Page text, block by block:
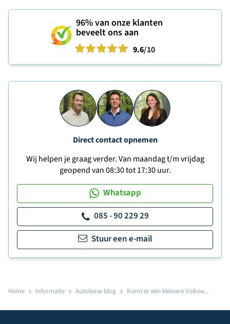
96%van onze klanten
beveelt ons aan
9.6/10
Direct contact opnemen
Wij helpen je graag verder. Van maandag t/m vrijdag
geopend van 08:30 tot 17:30 uur.
Whatsapp
085 - 90 229 29
Stuur een e-mail
Home Informatie Autolease blog Komt er een kleinere Volksw...